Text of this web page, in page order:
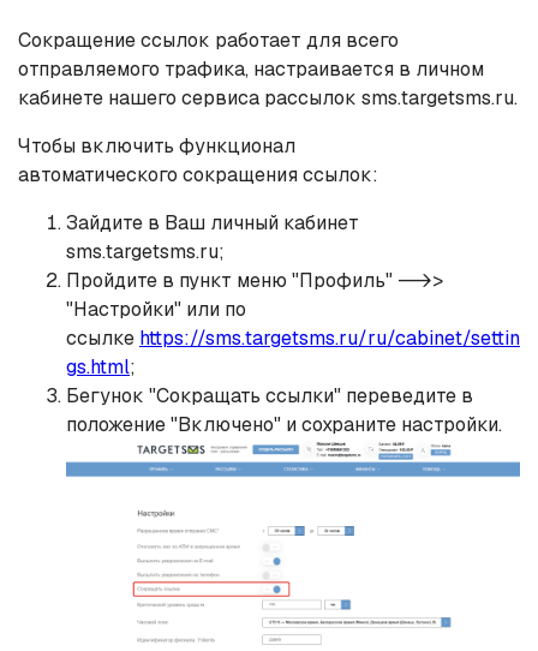
Сокращение ссылок работает для всего
отправляемого трафика, настраивается в личном
кабинете нашего сервиса рассылок sms.targetsms.ru.
Чтобы включить функционал
автоматического сокращения ссылок:
Зайдите в Ваш личный кабинет
sms.targetsms.ru;
Пройдите в пункт меню "Профиль" -->>
"Настройки" или по
ссылке https://sms.targetsms.ru/ru/cabinet/settin
gs.html;
Бегунок "Сокращать ссылки" переведите в
положение "Включено" и сохраните настройки.